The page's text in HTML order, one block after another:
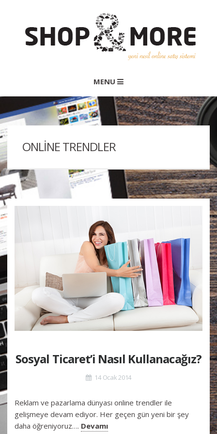
MENU
ONLINE TRENDLER
Sosyal Ticaret’i Nasıl Kullanacağız?
14 Ocak 2014
Reklam ve pazarlama dünyası online trendler ile
gelişmeye devam ediyor. Her geçen gün yeni bir şey
daha öğreniyoruz…. Devamı